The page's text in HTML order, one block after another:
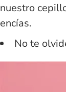
nuestro
encías.
No te